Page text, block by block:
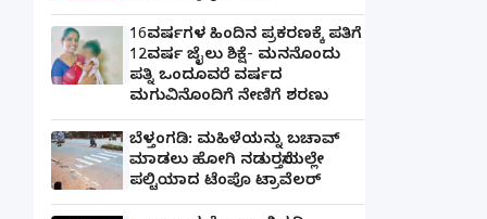
16ವರ್ಷಗಳ ಹಿಂದಿನ ಪ್ರಕರಣಕ್ಕೆ ಪತಿಗೆ
12ವರ್ಷ ಜೈಲು ಶಿಕ್ಷೆ- ಮನನೊಂದು
ಪತ್ನಿ ಒಂದೂವರೆ ವರ್ಷದ
ಮಗುವಿನೊಂದಿಗೆ ನೇಣಿಗೆ ಶರಣು
ಬೆಳ್ತಂಗಡಿ: ಮಹಿಳೆಯನ್ನು ಬಚಾವ್
ಮಾಡಲು ಹೋಗಿ ನಡುರಸ್ತೆಯಲ್ಲೇ
ಪಲ್ಟಿಯಾದ ಟೆಂಪೊ ಟ್ರಾವೆಲರ್